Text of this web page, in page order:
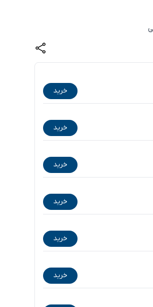
خرید
خرید
خرید
خرید
خرید
خرید